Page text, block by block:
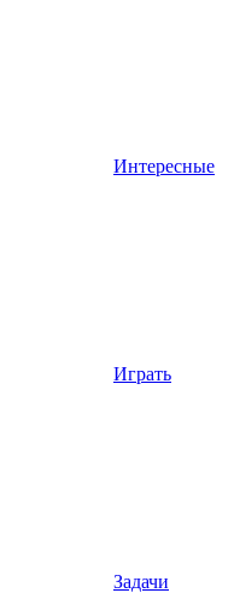
Интересные
Играть
Задачи